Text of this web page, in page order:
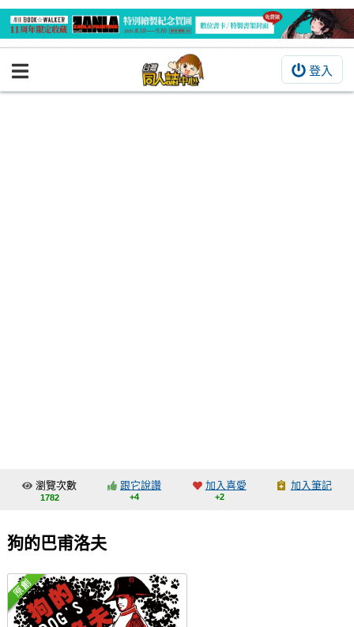
登入
BOOKY書集倉庫
交流中心
會員功能選單
會員中心
註冊會員
瀏覽次數
1782
跟它說讚
+4
加入喜愛
+2
加入筆記
狗的巴甫洛夫